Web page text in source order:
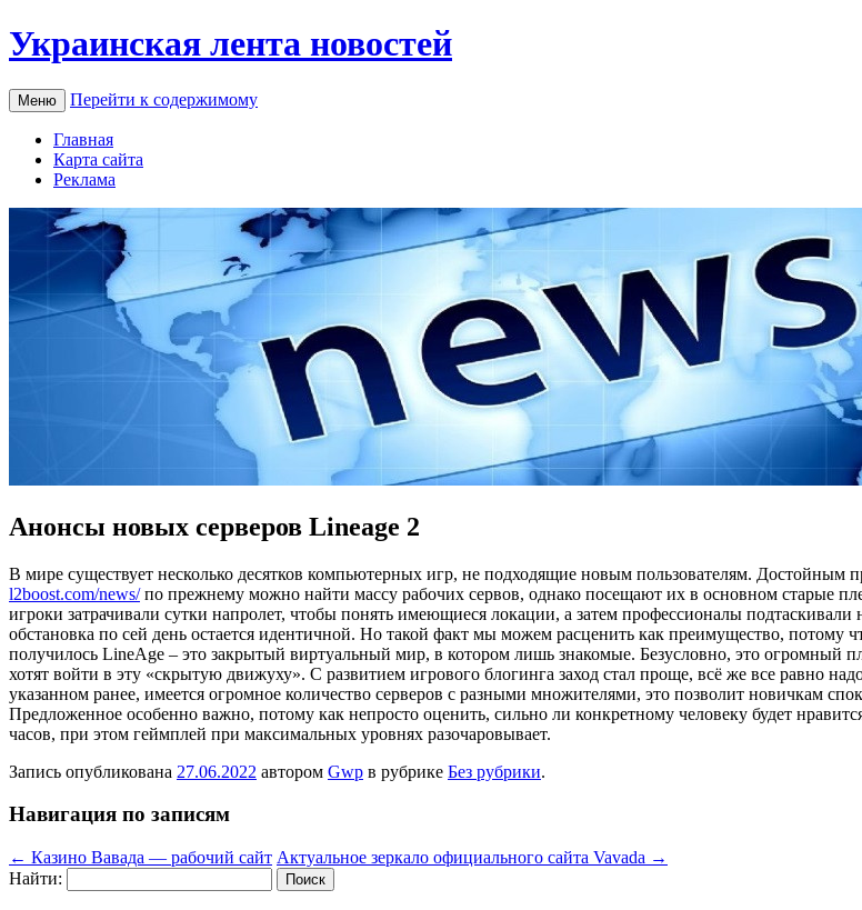
Украинская лента новостей
Меню Перейти к содержимому
Главная
Карта сайта
Реклама
Анонсы новых серверов Lineage 2
В мирe сущeствуeт несколько десятков компьютерных игр, не подходящие новым пользователям. Достойным
l2boost.com/news/по прежнему можно найти массу рабочих сервов, однако посещают их в основном старые
игроки затрачивали сутки напролет, чтобы понять имеющиеся локации, а затем профессионалы
обстановка по сей день остается идентичной. Но такой факт мы можем расценить как преимущество,
получилось LineAge – это закрытый виртуальный мир, в котором лишь знакомые. Безусловно, это огромный
хотят войти в эту «скрытую движуху». С развитием игрового блогинга заход стал проще, всё же все равно
указанном ранее, имеется огромное количество серверов с разными множителями, это позволит новичкам
Предложенное особенно важно, потому как непросто оценить, сильно ли конкретному человеку будет
часов, при этом геймплей при максимальных уровнях разочаровывает.
Запись опубликована 27.06.2022 автором Gwp в рубрике Без рубрики.
Навигация по записям
← Казино Вавада — рабочий сайт Актуальное зеркало официального сайта Vavada →
Найти: